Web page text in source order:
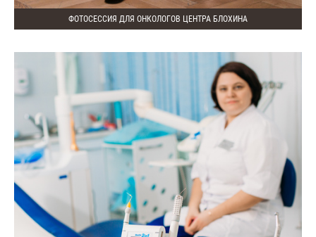
ФОТОСЕССИЯ ДЛЯ ОНКОЛОГОВ ЦЕНТРА БЛОХИНА